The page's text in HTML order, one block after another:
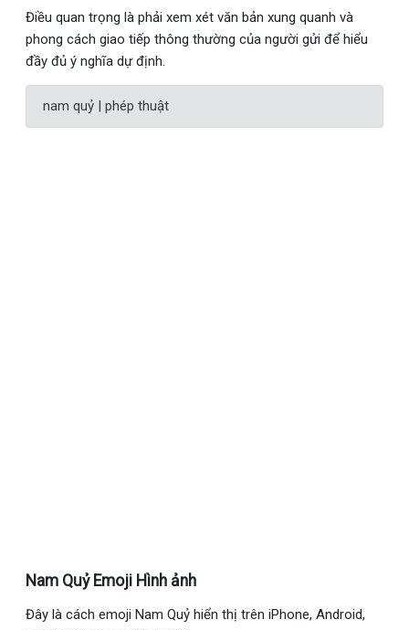
Điều quan trọng là phải xem xét văn bản xung quanh và
phong cách giao tiếp thông thường của người gửi để hiểu
đầy đủ ý nghĩa dự định.
nam quỷ | phép thuật
Nam Quỷ Emoji Hình ảnh
Đây là cách emoji Nam Quỷ hiển thị trên iPhone, Android,